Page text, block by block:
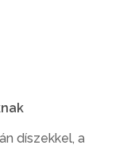
díszekkel, a